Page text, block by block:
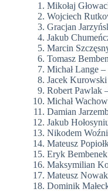
Mikołaj
Wojciech
Gracjan
Jakub
Marcin
Tomasz
Michał Lange
Jacek
Robert Pawlak
Michał
Damian
Jakub
Nikodem
Mateusz
Eryk
Maksymilian
Mateusz
Dominik